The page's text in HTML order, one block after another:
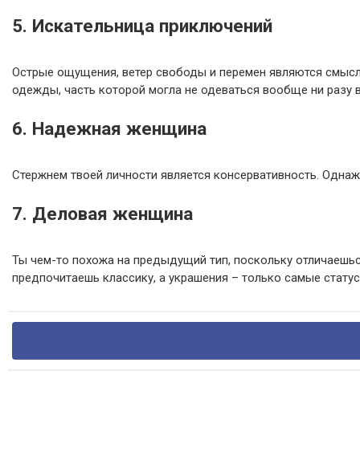
5. Искательница приключений
Острые ощущения, ветер свободы и перемен являются
одежды, часть которой могла не одеваться вообще ни разу
6. Надежная женщина
Стержнем твоей личности является консервативность.
7. Деловая женщина
Ты чем-то похожа на предыдущий тип, поскольку
предпочитаешь классику, а украшения – только самые